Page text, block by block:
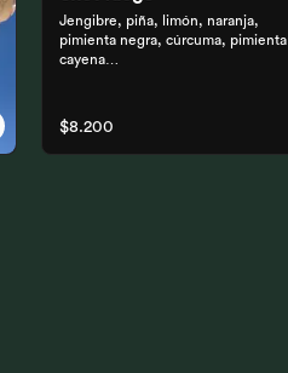
Jengibre, piña, limón, naranja,
pimienta negra, cúrcuma, pimienta
cayena
energía, reduce el malestar y la
inflamación del organismo.
recomendamos tomarlo solo con
$8.200